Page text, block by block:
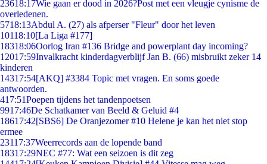
23618:17Wie gaan er dood in 2026?Post met een vleugje cynisme de
overledenen.
5718:13Abdul A. (27) als afperser "Fleur" door het leven
10118:10[La Liga #177]
18318:06Oorlog Iran #136 Bridge and powerplant day incoming?
12017:59Invalkracht kinderdagverblijf Jan B. (66) misbruikt zeker 14
kinderen
14317:54[AKQ] #3384 Topic met vragen. En soms goede
antwoorden.
417:51Poepen tijdens het tandenpoetsen
9917:46De Schatkamer van Beeld & Geluid #4
18617:42[SBS6] De Oranjezomer #10 Helene je kan het niet stop
ermee
23117:37Weerrecords aan de lopende band
18317:29NEC #77: Wat een seizoen is dit zeg